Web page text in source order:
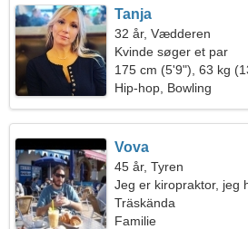
Tanja
32 år, Vædderen
Kvinde søger et par
175 cm (5'9"), 63 kg
Hip-hop, Bowling
Vova
45 år, Tyren
Jeg er kiropraktor, jeg
omgængelig kvinde
Träskända
Familie